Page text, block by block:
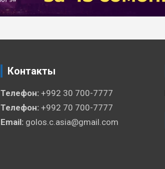
Контакты
Телефон: +992 30 700-7777
Телефон: +992 70 700-7777
Email: golos.c.asia@gmail.com